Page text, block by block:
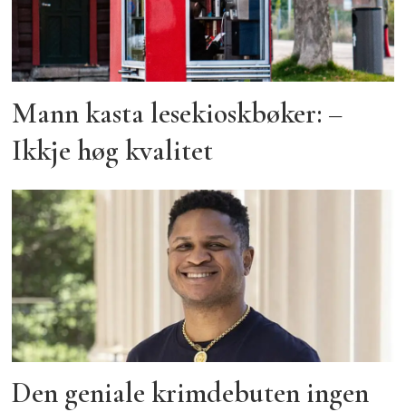
Mann kasta lesekioskbøker: –
Ikkje høg kvalitet
Den geniale krimdebuten ingen